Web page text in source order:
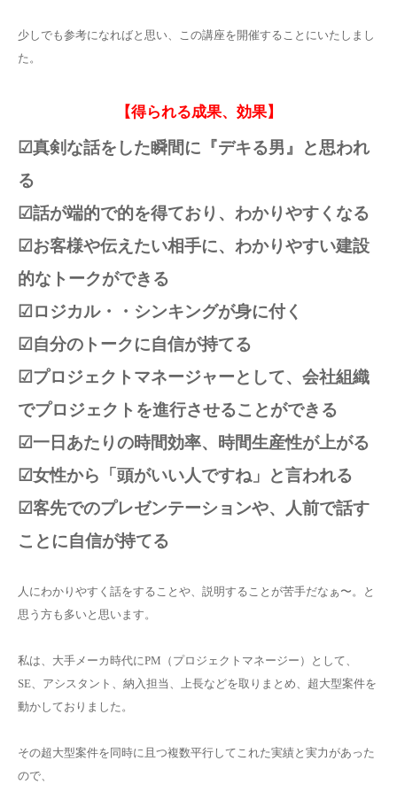
少しでも参考になればと思い、この講座を開催することにいたしまし
た。
【得られる成果、効果】
☑真剣な話をした瞬間に『デキる男』と思われ
る
☑話が端的で的を得ており、わかりやすくなる
☑お客様や伝えたい相手に、わかりやすい建設
的なトークができる
☑ロジカル・・シンキングが身に付く
☑自分のトークに自信が持てる
☑プロジェクトマネージャーとして、会社組織
でプロジェクトを進行させることができる
☑一日あたりの時間効率、時間生産性が上がる
☑女性から「頭がいい人ですね」と言われる
☑客先でのプレゼンテーションや、人前で話す
ことに自信が持てる
人にわかりやすく話をすることや、説明することが苦手だなぁ〜。と
思う方も多いと思います。
私は、大手メーカ時代にPM（プロジェクトマネージー）として、
SE、アシスタント、納入担当、上長などを取りまとめ、超大型案件を
動かしておりました。
その超大型案件を同時に且つ複数平行してこれた実績と実力があった
ので、